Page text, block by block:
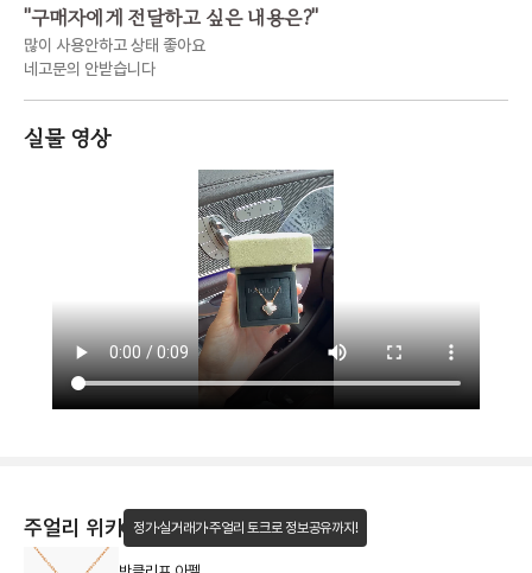
"구매자에게 전달하고 싶은 내용은?"
많이 사용안하고 상태 좋아요
네고문의 안받습니다
실물 영상
주얼리 위키 정가·실거래가·주얼리 토크로 정보공유까지!